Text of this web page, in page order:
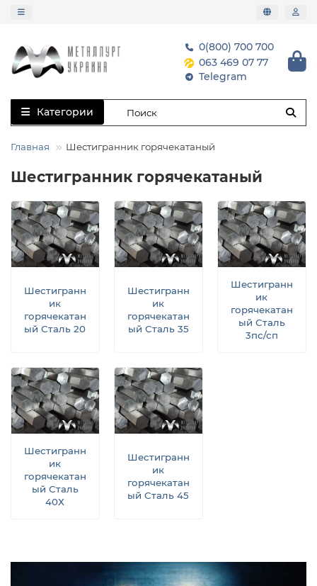
0(800) 700 700
063 469 07 77
Telegram
Категории
Главная Шестигранник горячекатаный
Шестигранник горячекатаный
Шестигранн
ик
горячекатан
ый Сталь 20
Шестигранн
ик
горячекатан
ый Сталь 35
Шестигранн
ик
горячекатан
ый Сталь
3пс/сп
Шестигранн
ик
горячекатан
ый Сталь
40Х
Шестигранн
ик
горячекатан
ый Сталь 45